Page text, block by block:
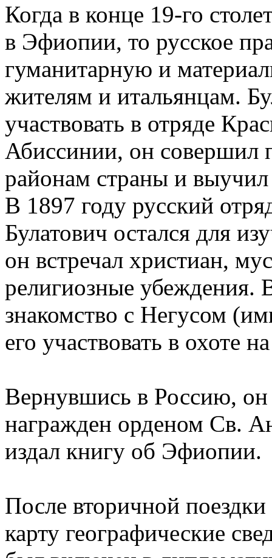
Когда в конце 19-го
в Эфиопии, то русское
гуманитарную и
жителям и итальянцам.
участвовать в отряде
Абиссинии, он совершил
районам страны и выучил
B 1897 году русский
Булатович остался для
он встречал христиан,
религиозные
знакомство с Негусом
его участвовать в охоте
Вернувшись в Россию,
награжден орденом Св.
издал книгу об Эфиопии.
После вторичной
карту географические